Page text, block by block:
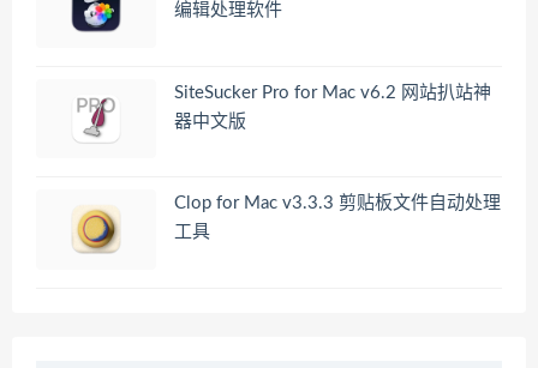
编辑处理软件
SiteSucker Pro for Mac v6.2 网站扒站神
器中文版
Clop for Mac v3.3.3 剪贴板文件自动处理
工具